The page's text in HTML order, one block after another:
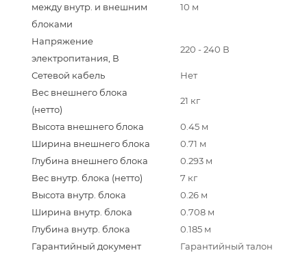
между внутр. и внешним
блоками
10 м
Напряжение
электропитания, В
220 - 240 В
Сетевой кабель
Нет
Вес внешнего блока
(нетто)
21 кг
Высота внешнего блока
0.45 м
Ширина внешнего блока
0.71 м
Глубина внешнего блока
0.293 м
Вес внутр. блока (нетто)
7 кг
Высота внутр. блока
0.26 м
Ширина внутр. блока
0.708 м
Глубина внутр. блока
0.185 м
Гарантийный документ
Гарантийный талон